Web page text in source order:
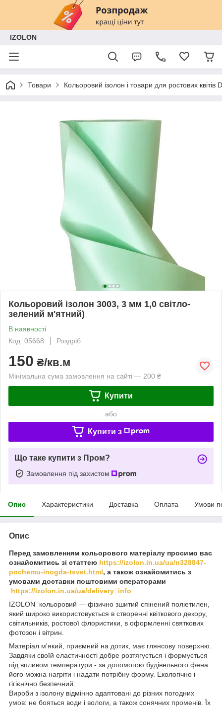
IZOLON
Товари Кольоровий ізолон і товари для ростових квітів
Кольоровий ізолон 3003, 3 мм 1,0 світло-
зелений м'ятний)
В наявності
Код: 05668
Роздріб
150 ₴/кв.м
Мінімальна сума замовлення на сайті — 200 ₴
Купити
або
Купити з
Що таке купити з Пром?
Замовлення під захистом
Опис Характеристики Доставка Оплата Умови
Опис
Перед замовленням кольорового матеріалу просимо вас
ознайомитись зі статтею https://izolon.in.ua/ua/n328847-
pochemu-inogda-tsvet.html, а також ознайомитись з
умовами доставки поштовими операторами
https://izolon.in.ua/ua/delivery_info
IZOLON кольоровий ― фізично зшитий спінений поліетилен,
який широко використовується в створенні квіткового декору,
світильників, ростової флористики, в оформленні святкових
фотозон і вітрин.
Матеріал м'який, приємний на дотик, має глянсову поверхню.
Завдяки своїй еластичності добре розтягується і формується
під впливом температури - за допомогою будівельного фена
його можна нагріти і надати потрібну форму. Екологічно і
гігієнічно безпечний.
Вироби з ізолону відмінно адаптовані до різних погодних
умов: не бояться води і вологи, а також сонячних променів. Їх